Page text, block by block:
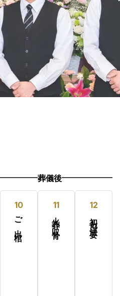
10
ご出棺
葬儀後
11
火葬・収骨
12
初七日法要